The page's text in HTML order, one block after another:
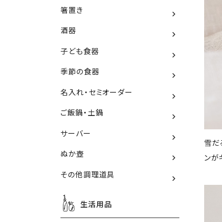
箸置き
酒器
子ども食器
季節の食器
名入れ・セミオーダー
ご飯鍋・土鍋
サーバー
ぬか壺
その他調理道具
生活用品
雪だ
ンが